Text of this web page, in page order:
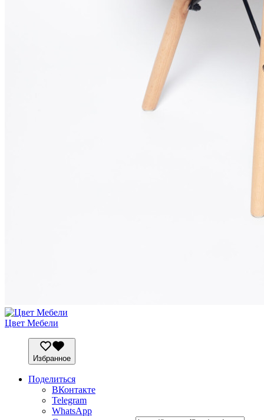
Цвет Мебели
Избранное
Поделиться
ВКонтакте
Telegram
WhatsApp